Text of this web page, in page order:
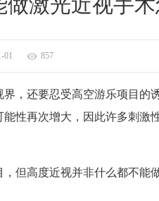
01 857
还要忍受高空游乐项目的
性再次增大，因此许多刺激
高度近视并非什么都不能